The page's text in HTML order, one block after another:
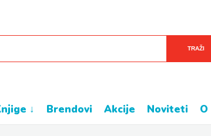
TRAŽI
knjige ↓ brendovi akcije noviteti